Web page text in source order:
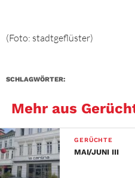
(Foto: stadtgeflüster)
SCHLAGWÖRTER:
Mehr aus
GERÜCHTE
MAI/JUNI III